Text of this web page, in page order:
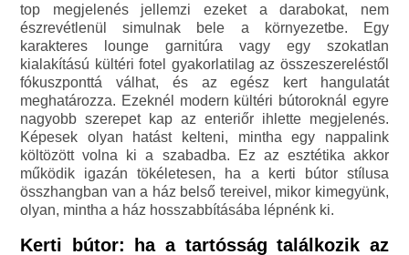
top megjelenés jellemzi ezeket a darabokat, nem
észrevétlenül simulnak bele a környezetbe. Egy
karakteres lounge garnitúra vagy egy szokatlan
kialakítású kültéri fotel gyakorlatilag az összeszereléstől
fókuszponttá válhat, és az egész kert hangulatát
meghatározza. Ezeknél modern kültéri bútoroknál egyre
nagyobb szerepet kap az enteriőr ihlette megjelenés.
Képesek olyan hatást kelteni, mintha egy nappalink
költözött volna ki a szabadba. Ez az esztétika akkor
működik igazán tökéletesen, ha a kerti bútor stílusa
összhangban van a ház belső tereivel, mikor kimegyünk,
olyan, mintha a ház hosszabbításába lépnénk ki.
Kerti bútor: ha a tartósság találkozik az